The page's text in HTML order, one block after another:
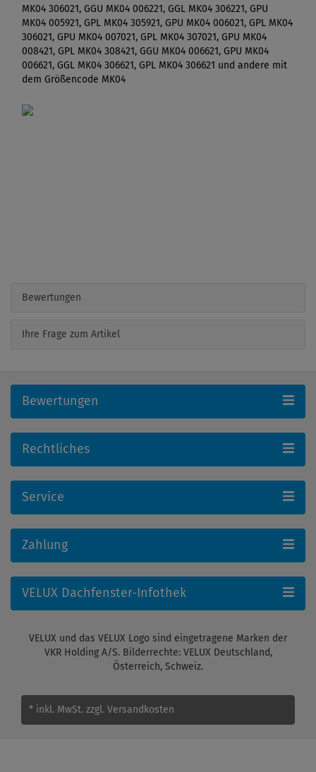
MK04 306021, GGU MK04 006221, GGL MK04 306221, GPU
MK04 005921, GPL MK04 305921, GPU MK04 006021, GPL MK04
306021, GPU MK04 007021, GPL MK04 307021, GPU MK04
008421, GPL MK04 308421, GGU MK04 006621, GPU MK04
006621, GGL MK04 306621, GPL MK04 306621 und andere mit
dem Größencode MK04
Bewertungen
Ihre Frage zum Artikel
Bewertungen
Rechtliches
Service
Zahlung
VELUX Dachfenster-Infothek
VELUX und das VELUX Logo sind eingetragene Marken der
VKR Holding A/S. Bilderrechte: VELUX Deutschland,
Österreich, Schweiz.
* inkl. MwSt. zzgl. Versandkosten